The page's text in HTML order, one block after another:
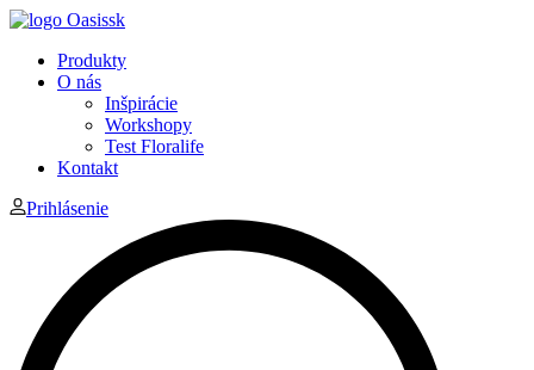
Produkty
O nás
Inšpirácie
Workshopy
Test Floralife
Kontakt
Prihlásenie